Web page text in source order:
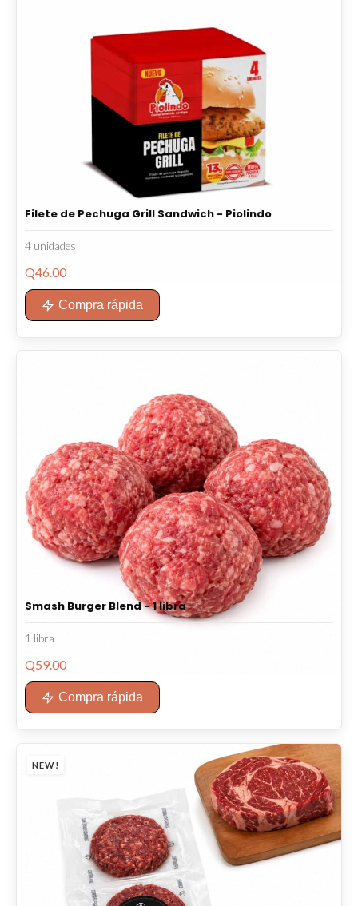
Filete de Pechuga Grill Sandwich - Piolindo
4 unidades
Q46.00
Compra rápida
Smash Burger Blend - 1 libra
1 libra
Q59.00
Compra rápida
NEW!